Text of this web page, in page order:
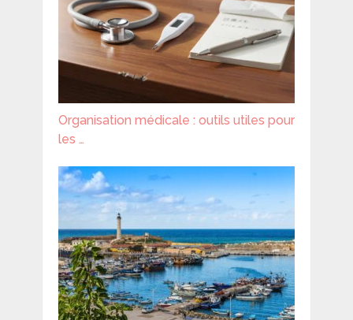
Organisation médicale : outils utiles pour
les …